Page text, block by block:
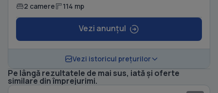
2 camere 114 mp
Vezi anunțul
Vezi istoricul prețurilor
Pe lângă rezultatele de mai sus, iată și oferte
similare din împrejurimi.